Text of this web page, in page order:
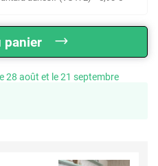
panier
28 août et le 21 septembre